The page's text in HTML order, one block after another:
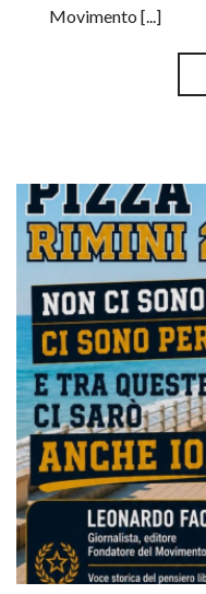
Movimento [...]